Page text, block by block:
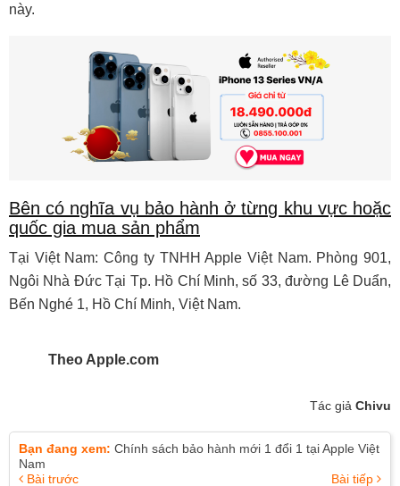
này.
Bên có nghĩa vụ bảo hành ở từng khu vực hoặc
quốc gia mua sản phẩm
Tại Việt Nam: Công ty TNHH Apple Việt Nam. Phòng 901,
Ngôi Nhà Đức Tại Tp. Hồ Chí Minh, số 33, đường Lê Duẩn,
Bến Nghé 1, Hồ Chí Minh, Việt Nam.
Theo Apple.com
Tác giả Chivu
Bạn đang xem: Chính sách bảo hành mới 1 đổi 1 tại Apple Việt
Nam
Bài trước
Bài tiếp